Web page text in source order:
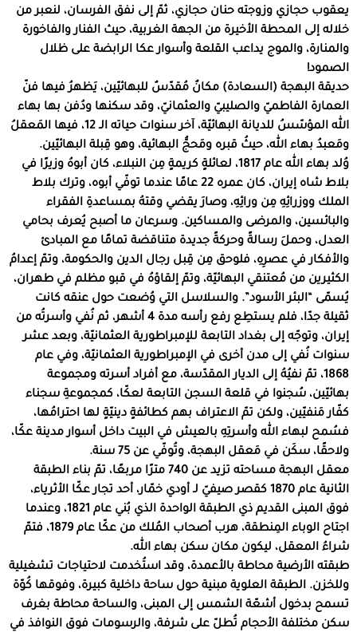
يعقوب حجازي وزوجته حنان حجازي، ثمّ إلى نفق الفرسان، لنعبر من
خلاله إلى المحطة الأخيرة من الجهة الغربية، حيث الفنار والفاخورة
والمنارة، والموج يداعب القلعة وأسوار عكا الرابضة على ظلال
الصمود!
حديقة البهجة (السعادة) مكانٌ مُقدّسٌ للبهائيّين، يَظهرُ فيها فنّ
العمارة الفاطميّ والصليبيّ والعثمانيّ، وقد سكنها ودُفن بها بهاء
الله المؤسّسُ للديانة البهائيّة، آخر سنوات حياته الـ 12، فيها المَعقلُ
ومَعبدُ بهاء الله، حيثُ قبره ومَحجُّ البهائية، وهو قِبلة البهائيّين.
وُلد بهاء الله عام 1817، لعائلةٍ كريمةٍ مِن النبلاء، كان أبوهُ وزيرًا في
بلاط شاه إيران، كان عمره 22 عامًا عندما توفّي أبوه، وترك بلاط
الملك ووزرائِهِ مِن ورائِهِ، وصارَ يقضي وقتهُ بمساعدةِ الفقراء
والبائسين، والمرضى والمساكين. وسرعان ما أصبح يُعرف بحامي
العدل، وحملَ رسالةً وحركةً جديدة متناقضة تمامًا مع المبادئ
والأفكار في عصرِهِ، فلوحق مِن قِبل رجال الدين والحكومة، وتمّ إعدامُ
الكثيرين من مُعتنقي البهائيّة، وتمّ إلقاؤهُ في قبو مظلم في طهران،
يُسمّى “البئر الأسود”. والسلاسل التي وُضعت حول عنقه كانت
ثقيلة جدّا، فلم يستطِع رفع رأسه مدة 4 أشهر، ثم نُفي وأسرتُه من
إيران، وتوجّه إلى بغداد التابعة للإمبراطورية العثمانيّة، وبعد عشر
سنوات نُفي إلى مدن أخرى في الإمبراطورية العثمانيّة، وفي عام
1868، تمّ نفيُهُ إلى الديار المقدّسة، مع أفراد أسرته ومجموعة
بهائيّين، سُجنوا في قلعة السجن التابعة لعكّا، كمجموعةِ سجناء
كفّار مَنفيّين، ولكن تمّ الاعتراف بهم كطائفةٍ دينيّةٍ لها احترامُها،
فسُمح لبهاء الله وأسرتِهِ بالعيش في البيت داخل أسوار مدينة عكّا،
ولاحقًا، سكَن في مَعقل البهجة، وتُوفّي عن 75 سنة.
معقل البهجة مساحته تزيد عن 740 مترًا مربعًا، تمّ بناء الطبقة
الثانية عام 1870 كقصر صيفيّ لـ أودي خمّار، أحد تجار عكّا الأثرياء،
فوق المبنى القديم ذي الطبقة الواحدة الذي بُني عام 1821، وعندما
اجتاح الوباء المِنطقة، هرب أصحاب المُلك من عكّا عام 1879، فتمّ
شراءُ المعقل، ليكون مكان سكن بهاء الله.
طبقته الأرضية محاطة بالأعمدة، وقد استُخدمت لاحتياجات تشغيلية
وللخزن. الطبقة العلوية مبنية حول ساحة داخلية كبيرة، وفوقها كُوّة
تسمح بدخول أشعّة الشمس إلى المبنى، والساحة محاطة بغرف
سكن مختلفة الأحجام تُطلّ على شرفة، والرسومات فوق النوافذ في